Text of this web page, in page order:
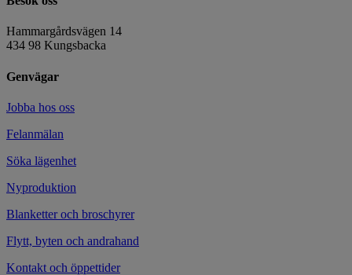
Hammargårdsvägen 14
434 98 Kungsbacka
Genvägar
Jobba hos oss
Felanmälan
Söka lägenhet
Nyproduktion
Blanketter och broschyrer
Flytt, byten och andrahand
Kontakt och öppettider